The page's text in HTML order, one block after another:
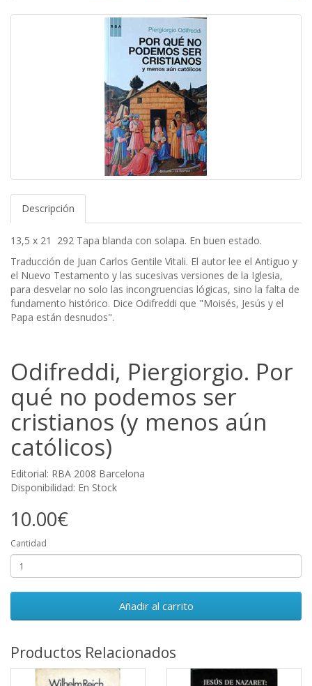
Descripción
13,5 x 21 292 Tapa blanda con solapa. En buen estado.
Traducción de Juan Carlos Gentile Vitali. El autor lee el Antiguo y
el Nuevo Testamento y las sucesivas versiones de la Iglesia,
para desvelar no solo las incongruencias lógicas, sino la falta de
fundamento histórico. Dice Odifreddi que "Moisés, Jesús y el
Papa están desnudos".
Odifreddi, Piergiorgio. Por
qué no podemos ser
cristianos (y menos aún
católicos)
Editorial: RBA 2008 Barcelona
Disponibilidad: En Stock
10.00€
Cantidad
Añadir al carrito
Productos Relacionados